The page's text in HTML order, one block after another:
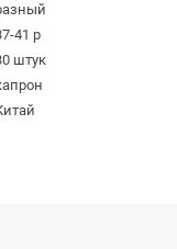
41 р
штук